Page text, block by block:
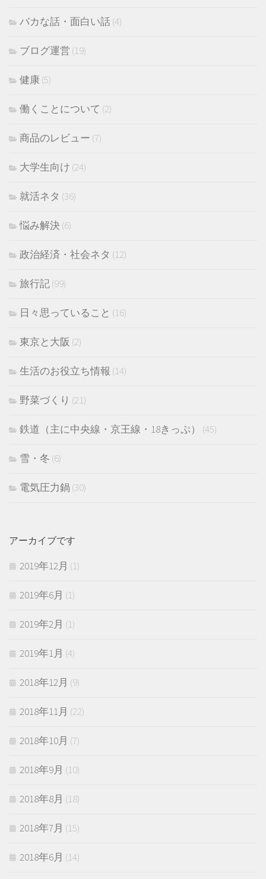
バカな話・面白い話(4)
ブログ運営 (19)
健康 (5)
働くことについて (2)
商品のレビュー (7)
大学生向け (24)
就活ネタ (36)
悩み解決(6)
政治経済・社会ネタ (12)
旅行記(99)
日々思っていること (16)
東京と大阪 (2)
生活のお役立ち情報 (14)
野菜づくり (21)
鉄道（主に中央線・京王線・18きっぷ） (45)
雪・冬 (6)
電気圧力鍋 (30)
アーカイブです
2019年12月 (1)
2019年6月 (1)
2019年2月 (1)
2019年1月 (4)
2018年12月 (9)
2018年11月 (22)
2018年10月 (7)
2018年9月 (10)
2018年8月 (18)
2018年7月 (15)
2018年6月 (14)